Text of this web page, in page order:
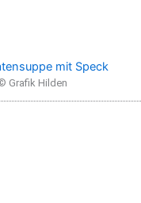
mit Speck
Grafik Hilden